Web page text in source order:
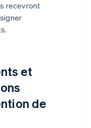
recevront
et
de